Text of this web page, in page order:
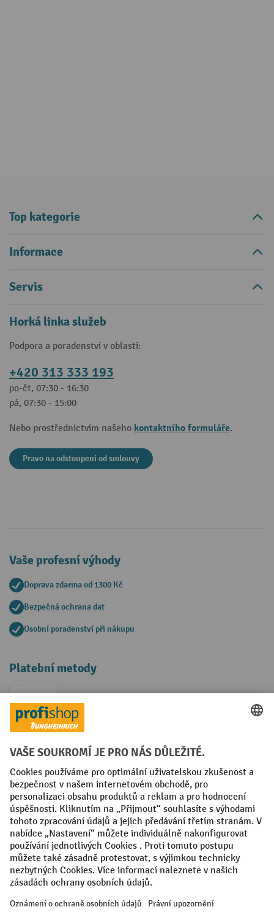
Top kategorie
Informace
Servis
Horká linka služeb
Podpora a poradenství v oblasti:
+420 313 333 193
po-čt, 07:30 - 16:30
pá, 07:30 - 15:00
Nebo prostřednictvím našeho kontaktního formuláře.
Pravo na odstoupeni od smlouvy
Vaše profesní výhody
Doprava zdarma od 1300 Kč
Bezpečná ochrana dat
Osobní poradenství při nákupu
Platební metody
Faktura
Sociální sítě
Facebook
YouTubeLinkedIn
VODP Otisk
Prohlášení o ochraně osobních údajů
Nastavení ochrany osobních údajů
All prices excl. VAT plusshipping costsand possible delivery charges,